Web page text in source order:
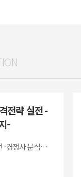
전략 실전 -
-
[대면교육, 09/10]AI시대의 가격전략 실전 -경쟁사 분석부터 가격 테스트까지-